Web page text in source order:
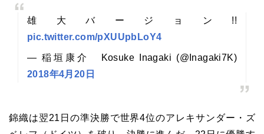
雄大バージョン!!
pic.twitter.com/pXUUpbLoY4
— 稲垣康介 Kosuke Inagaki (@Inagaki7K)
2018年4月20日
錦織は翌21日の準決勝で世界4位のアレキサンダー・ズ